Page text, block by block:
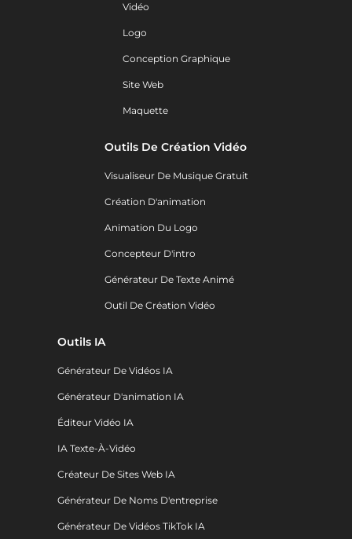
Vidéo
Logo
Conception Graphique
Site Web
Maquette
Outils De Création Vidéo
Visualiseur De Musique Gratuit
Création D'animation
Animation Du Logo
Concepteur D'intro
Générateur De Texte Animé
Outil De Création Vidéo
Outils IA
Générateur De Vidéos IA
Générateur D'animation IA
Éditeur Vidéo IA
IA Texte-À-Vidéo
Créateur De Sites Web IA
Générateur De Noms D'entreprise
Générateur De Vidéos TikTok IA